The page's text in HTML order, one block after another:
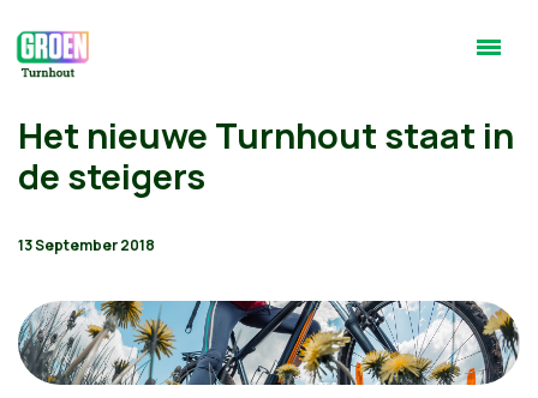
Het nieuwe Turnhout staat in
de steigers
13 September 2018